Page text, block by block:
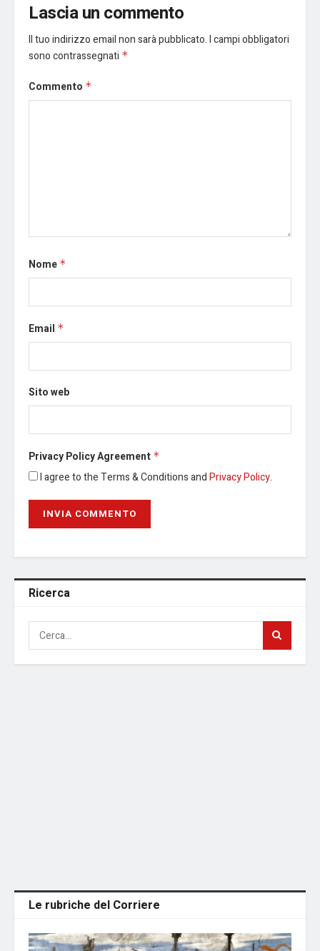
Lascia un commento
Il tuo indirizzo email non sarà pubblicato.I campi obbligatori
sono contrassegnati *
Commento *
Nome *
Email *
Sito web
Privacy Policy Agreement *
I agree to the Terms & Conditions andPrivacy Policy.
Ricerca
Le rubriche del Corriere